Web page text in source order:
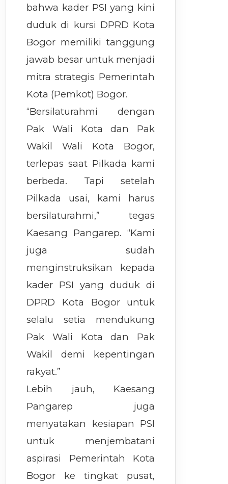
bahwa kader PSI yang kini
duduk di kursi DPRD Kota
Bogor memiliki tanggung
jawab besar untuk menjadi
mitra strategis Pemerintah
Kota (Pemkot) Bogor.
“Bersilaturahmi dengan
Pak Wali Kota dan Pak
Wakil Wali Kota Bogor,
terlepas saat Pilkada kami
berbeda. Tapi setelah
Pilkada usai, kami harus
bersilaturahmi,” tegas
Kaesang Pangarep. “Kami
juga sudah
menginstruksikan kepada
kader PSI yang duduk di
DPRD Kota Bogor untuk
selalu setia mendukung
Pak Wali Kota dan Pak
Wakil demi kepentingan
rakyat.”
Lebih jauh, Kaesang
Pangarep juga
menyatakan kesiapan PSI
untuk menjembatani
aspirasi Pemerintah Kota
Bogor ke tingkat pusat,